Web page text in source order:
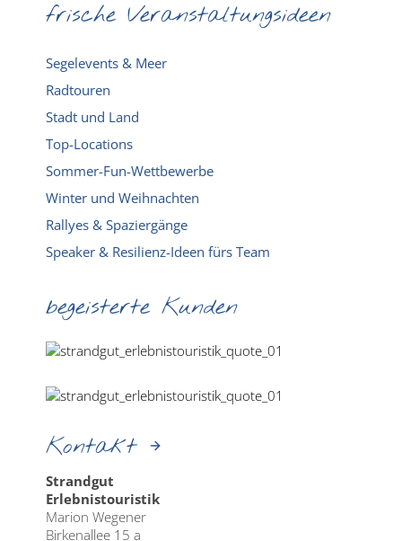
frische Veranstaltungsideen
Segelevents & Meer
Radtouren
Stadt und Land
Top-Locations
Sommer-Fun-Wettbewerbe
Winter und Weihnachten
Rallyes & Spaziergänge
Speaker & Resilienz-Ideen fürs Team
begeisterte Kunden
Kontakt
Strandgut
Erlebnistouristik
Marion Wegener
Birkenallee 15 a